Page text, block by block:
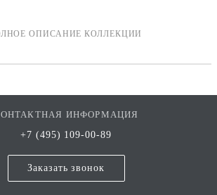
ИНФОРМАЦИЯ
+7 (495) 109-00-89
Заказать звонок